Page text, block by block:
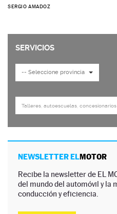
SERGIO AMADOZ
NEWSLETTER ELMOTOR
Recibe la newsletter de EL
del mundo del automóvil y la
conducción y eficiencia.